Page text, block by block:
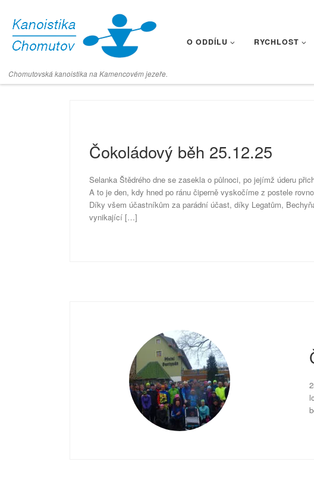
Skip to content
Chomutovská kanoistika na Kamencovém jezeře.
O ODDÍLU RYCHLOST
Čokoládový běh 25.12.25
Selanka Štědrého dne se zasekla o půlnoci, po jejímž úderu
A to je den, kdy hned po ránu čiperně vyskočíme z postele
Díky všem účastníkům za parádní účast, díky Legatům,
vynikající […]